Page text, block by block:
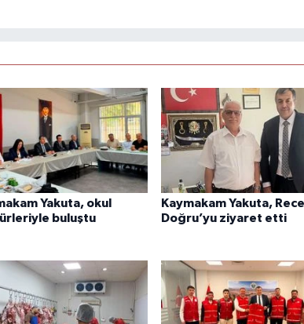
Yakuta, okul
buluştu
Kaymakam Yakuta,
Doğru’yu ziyaret etti